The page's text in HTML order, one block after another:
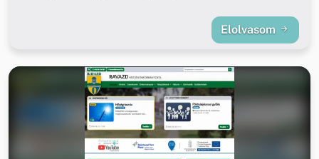
Elolvasom